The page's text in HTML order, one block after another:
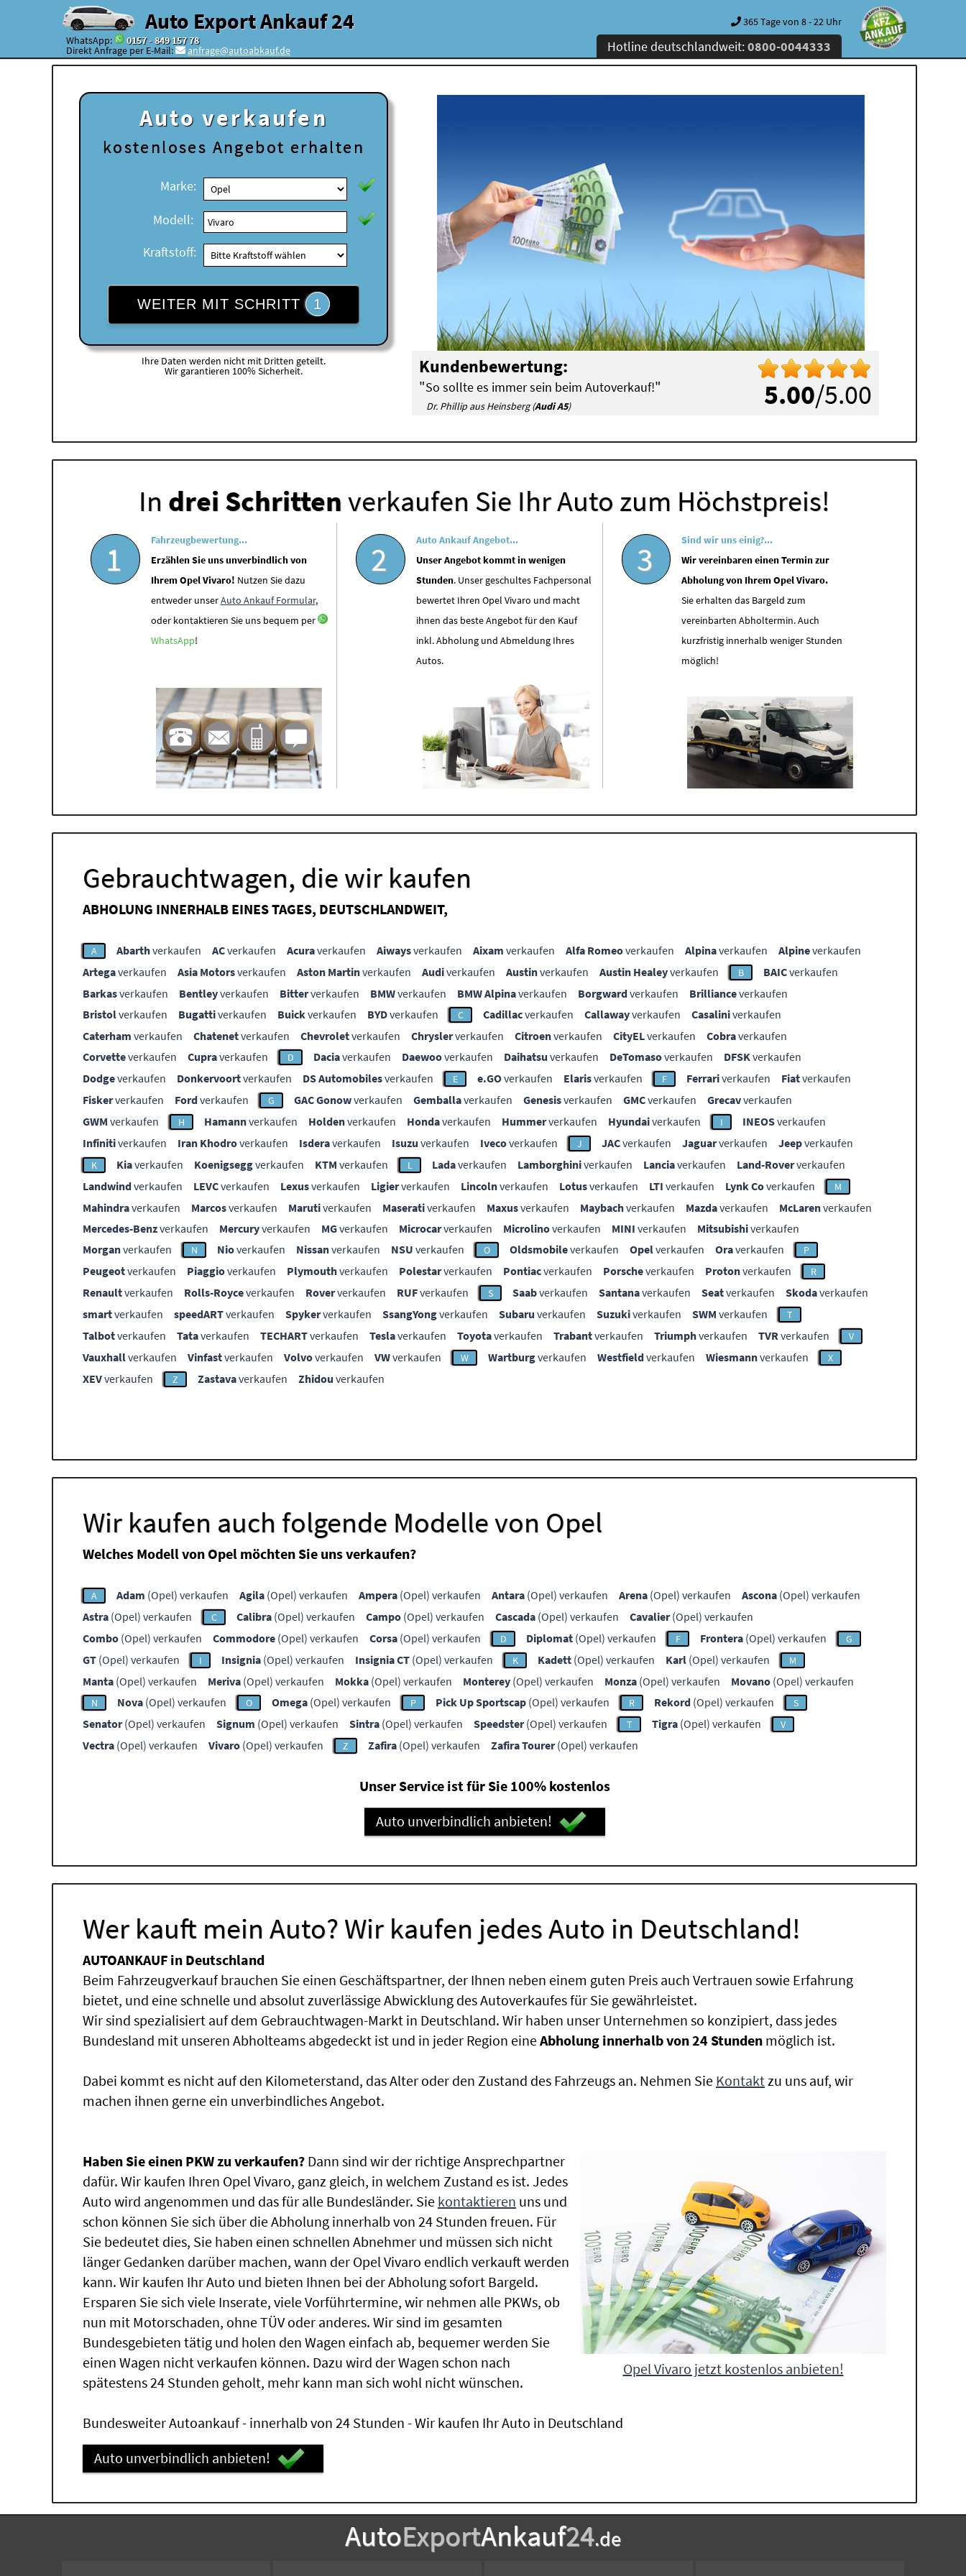
Auto Export Ankauf 24
WhatsApp: 0157 - 849 157 78
Direkt Anfrage per E-Mail: anfrage@autoabkauf.de
365 Tage von 8 - 22 Uhr
Hotline deutschlandweit:0800-0044333
Auto verkaufen
kostenloses Angebot erhalten
Marke:
Modell:
Kraftstoff:
WEITER MIT SCHRITT 1
Ihre Daten werden nicht mit Dritten geteilt.
Wir garantieren 100% Sicherheit.
5.00/5.00
Kundenbewertung:
"So sollte es immer sein beim Autoverkauf!"
Dr. Phillip aus Heinsberg (Audi A5)
In drei Schrittenverkaufen Sie Ihr Auto zum Höchstpreis!
1
Fahrzeugbewertung...
Erzählen Sie uns unverbindlich von
Ihrem Opel Vivaro! Nutzen Sie dazu
entweder unserAuto Ankauf Formular,
oder kontaktieren Sie uns bequem per
WhatsApp!
2
Auto Ankauf Angebot...
Unser Angebot kommt in wenigen
Stunden. Unser geschultes Fachpersonal
bewertet Ihren Opel Vivaro und macht
ihnen das beste Angebot für den Kauf
inkl. Abholung und Abmeldung Ihres
Autos.
3
Sind wir uns einig?...
Wir vereinbaren einen Termin zur
Abholung von Ihrem Opel Vivaro.
Sie erhalten das Bargeld zum
vereinbarten Abholtermin. Auch
kurzfristig innerhalb weniger Stunden
möglich!
Gebrauchtwagen, die wir kaufen
ABHOLUNG INNERHALB EINES TAGES, DEUTSCHLANDWEIT,
A Abarthverkaufen ACverkaufen Acuraverkaufen Aiwaysverkaufen Aixam verkaufen Alfa Romeoverkaufen Alpinaverkaufen Alpineverkaufen
Artegaverkaufen Asia Motorsverkaufen Aston Martinverkaufen Audiverkaufen Austinverkaufen Austin Healeyverkaufen B BAICverkaufen
Barkasverkaufen Bentleyverkaufen Bitterverkaufen BMWverkaufen BMW Alpinaverkaufen Borgwardverkaufen Brillianceverkaufen
Bristolverkaufen Bugattiverkaufen Buickverkaufen BYDverkaufen C Cadillacverkaufen Callawayverkaufen Casaliniverkaufen
Caterham verkaufen Chatenetverkaufen Chevroletverkaufen Chryslerverkaufen Citroenverkaufen CityELverkaufen Cobraverkaufen
Corvetteverkaufen Cupraverkaufen D Daciaverkaufen Daewooverkaufen Daihatsu verkaufen DeTomasoverkaufen DFSKverkaufen
Dodgeverkaufen Donkervoortverkaufen DS Automobilesverkaufen E e.GOverkaufen Elarisverkaufen F Ferrariverkaufen Fiatverkaufen
Fiskerverkaufen Fordverkaufen G GAC Gonowverkaufen Gemballaverkaufen Genesisverkaufen GMCverkaufen Grecavverkaufen
GWM verkaufen H Hamannverkaufen Holdenverkaufen Hondaverkaufen Hummerverkaufen Hyundaiverkaufen I INEOSverkaufen
Infinitiverkaufen Iran Khodroverkaufen Isderaverkaufen Isuzu verkaufen Ivecoverkaufen J JACverkaufen Jaguarverkaufen Jeepverkaufen
K Kiaverkaufen Koenigseggverkaufen KTM verkaufen L Ladaverkaufen Lamborghiniverkaufen Lanciaverkaufen Land-Roververkaufen
Landwindverkaufen LEVCverkaufen Lexusverkaufen Ligierverkaufen Lincolnverkaufen Lotusverkaufen LTI verkaufen Lynk Coverkaufen M
Mahindraverkaufen Marcosverkaufen Marutiverkaufen Maserativerkaufen Maxusverkaufen Maybachverkaufen Mazdaverkaufen McLarenverkaufen
Mercedes-Benzverkaufen Mercuryverkaufen MGverkaufen Microcarverkaufen Microlinoverkaufen MINI verkaufen Mitsubishiverkaufen
Morganverkaufen N Nioverkaufen Nissanverkaufen NSU verkaufen O Oldsmobileverkaufen Opelverkaufen Oraverkaufen P
Peugeotverkaufen Piaggioverkaufen Plymouthverkaufen Polestarverkaufen Pontiacverkaufen Porscheverkaufen Protonverkaufen R
Renaultverkaufen Rolls-Royceverkaufen Roververkaufen RUFverkaufen S Saabverkaufen Santanaverkaufen Seatverkaufen Skodaverkaufen
smartverkaufen speedARTverkaufen Spykerverkaufen SsangYongverkaufen Subaru verkaufen Suzukiverkaufen SWM verkaufen T
Talbotverkaufen Tataverkaufen TECHARTverkaufen Teslaverkaufen Toyotaverkaufen Trabantverkaufen Triumphverkaufen TVRverkaufen V
Vauxhallverkaufen Vinfastverkaufen Volvoverkaufen VWverkaufen W Wartburgverkaufen Westfieldverkaufen Wiesmannverkaufen X
XEVverkaufen Z Zastavaverkaufen Zhidou verkaufen
Wir kaufen auch folgende Modelle von Opel
Welches Modell von Opel möchten Sie uns verkaufen?
A Adam (Opel) verkaufen Agila (Opel) verkaufen Ampera (Opel) verkaufen Antara (Opel) verkaufen Arena (Opel) verkaufen Ascona (Opel) verkaufen
Astra (Opel) verkaufen C Calibra (Opel) verkaufen Campo (Opel) verkaufen Cascada (Opel) verkaufen Cavalier(Opel) verkaufen
Combo (Opel) verkaufen Commodore (Opel) verkaufen Corsa (Opel) verkaufen D Diplomat (Opel) verkaufen F Frontera (Opel) verkaufen G
GT (Opel) verkaufen I Insignia (Opel) verkaufen Insignia CT (Opel) verkaufen K Kadett (Opel) verkaufen Karl (Opel) verkaufen M
Manta (Opel) verkaufen Meriva (Opel) verkaufen Mokka (Opel) verkaufen Monterey (Opel) verkaufen Monza (Opel) verkaufen Movano (Opel) verkaufen
N Nova (Opel) verkaufen O Omega (Opel) verkaufen P Pick Up Sportscap (Opel) verkaufen R Rekord (Opel) verkaufen S
Senator(Opel) verkaufen Signum (Opel) verkaufen Sintra (Opel) verkaufen Speedster(Opel) verkaufen T Tigra (Opel) verkaufen V
Vectra (Opel) verkaufen Vivaro (Opel) verkaufen Z Zafira (Opel) verkaufen Zafira Tourer(Opel) verkaufen
Unser Service ist für Sie 100% kostenlos
Auto unverbindlich anbieten!
Wer kauft mein Auto? Wir kaufen jedes Auto in Deutschland!
AUTOANKAUF in Deutschland
Beim Fahrzeugverkauf brauchen Sie einen Geschäftspartner, der Ihnen neben einem guten Preis auch Vertrauen sowie Erfahrung
bietet, und eine schnelle und absolut zuverlässige Abwicklung des Autoverkaufes für Sie gewährleistet.
Wir sind spezialisiert auf dem Gebrauchtwagen-Markt in Deutschland. Wir haben unser Unternehmen so konzipiert, dass jedes
Bundesland mit unseren Abholteams abgedeckt ist und in jeder Region eineAbholung innerhalb von 24 Stunden möglich ist.
Dabei kommt es nicht auf den Kilometerstand, das Alter oder den Zustand des Fahrzeugs an. Nehmen Sie Kontaktzu uns auf, wir
machen ihnen gerne ein unverbindliches Angebot.
Opel Vivaro jetzt kostenlos anbieten!
Haben Sie einen PKW zu verkaufen? Dann sind wir der richtige Ansprechpartner
dafür. Wir kaufen Ihren Opel Vivaro, ganz gleich, in welchem Zustand es ist. Jedes
Auto wird angenommen und das für alle Bundesländer. Sie kontaktieren uns und
schon können Sie sich über die Abholung innerhalb von 24 Stunden freuen. Für
Sie bedeutet dies, Sie haben einen schnellen Abnehmer und müssen sich nicht
länger Gedanken darüber machen, wann der Opel Vivaro endlich verkauft werden
kann. Wir kaufen Ihr Auto und bieten Ihnen bei der Abholung sofort Bargeld.
Ersparen Sie sich viele Inserate, viele Vorführtermine, wir nehmen alle PKWs, ob
nun mit Motorschaden, ohne TÜV oder anderes. Wir sind im gesamten
Bundesgebieten tätig und holen den Wagen einfach ab, bequemer werden Sie
einen Wagen nicht verkaufen können. Dazu wird der Wagen schon nach
spätestens 24 Stunden geholt, mehr kann man sich wohl nicht wünschen.
Bundesweiter Autoankauf - innerhalb von 24 Stunden - Wir kaufen Ihr Auto in Deutschland
Auto unverbindlich anbieten!
AutoExportAnkauf24.de